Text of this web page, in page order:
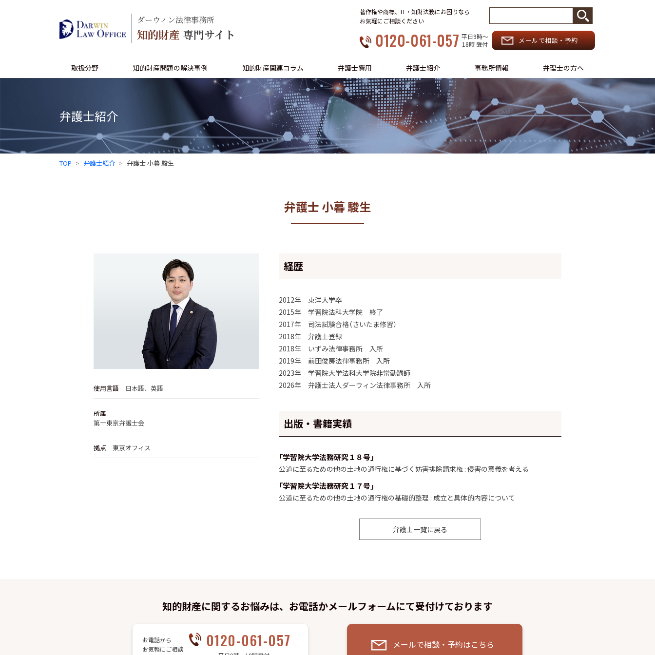
ダーウィン法律事務所
知的財産 専門サイト
著作権や商標、IT・知財法務にお困りなら
お気軽にご相談ください
0120-061-057 平日9時〜
18時 受付
メールで相談・予約
取扱分野 知的財産問題の解決事例 知的財産関連コラム 弁護士費用 弁護士紹介 事務所情報 弁理士の方へ
弁護士紹介
TOP 弁護士紹介 弁護士 小暮 駿生
弁護士 小暮 駿生
使用言語 日本語、英語
所属
第一東京弁護士会
拠点 東京オフィス
経歴
2012年 東洋大学卒
2015年 学習院法科大学院 終了
2017年 司法試験合格（さいたま修習）
2018年 弁護士登録
2018年 いずみ法律事務所 入所
2019年 前田俊房法律事務所 入所
2023年 学習院大学法科大学院非常勤講師
2026年 弁護士法人ダーウィン法律事務所 入所
出版・書籍実績
「学習院大学法務研究１８号」
公道に至るための他の土地の通行権に基づく妨害排除請求権 : 侵害の意義を考える
「学習院大学法務研究１７号」
公道に至るための他の土地の通行権の基礎的整理 : 成立と具体的内容について
弁護士一覧に戻る
知的財産に関するお悩みは、お電話かメールフォームにて受付けております
お電話から
お気軽にご相談
0120-061-057 メールで相談・予約はこちら